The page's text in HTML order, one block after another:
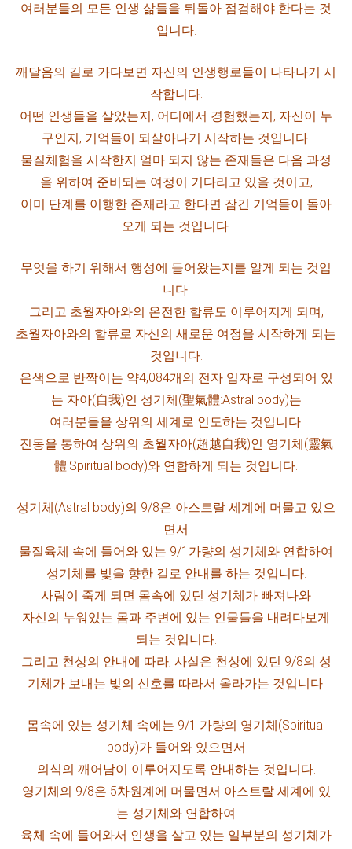
여러분들의 모든 인생 삶들을 뒤돌아 점검해야 한다는 것
입니다.
깨달음의 길로 가다보면 자신의 인생행로들이 나타나기 시
작합니다.
어떤 인생들을 살았는지, 어디에서 경험했는지, 자신이 누
구인지, 기억들이 되살아나기 시작하는 것입니다.
물질체험을 시작한지 얼마 되지 않는 존재들은 다음 과정
을 위하여 준비되는 여정이 기다리고 있을 것이고,
이미 단계를 이행한 존재라고 한다면 잠긴 기억들이 돌아
오게 되는 것입니다.
무엇을 하기 위해서 행성에 들어왔는지를 알게 되는 것입
니다.
그리고 초월자아와의 온전한 합류도 이루어지게 되며,
초월자아와의 합류로 자신의 새로운 여정을 시작하게 되는
것입니다.
은색으로 반짝이는 약4,084개의 전자 입자로 구성되어 있
는 자아(自我)인 성기체(聖氣體:Astral body)는
여러분들을 상위의 세계로 인도하는 것입니다.
진동을 통하여 상위의 초월자아(超越自我)인 영기체(靈氣
體:Spiritual body)와 연합하게 되는 것입니다.
성기체(Astral body)의 9/8은 아스트랄 세계에 머물고 있으
면서
물질육체 속에 들어와 있는 9/1가량의 성기체와 연합하여
성기체를 빛을 향한 길로 안내를 하는 것입니다.
사람이 죽게 되면 몸속에 있던 성기체가 빠져나와
자신의 누워있는 몸과 주변에 있는 인물들을 내려다보게
되는 것입니다.
그리고 천상의 안내에 따라, 사실은 천상에 있던 9/8의 성
기체가 보내는 빛의 신호를 따라서 올라가는 것입니다.
몸속에 있는 성기체 속에는 9/1 가량의 영기체(Spiritual
body)가 들어와 있으면서
의식의 깨어남이 이루어지도록 안내하는 것입니다.
영기체의 9/8은 5차원계에 머물면서 아스트랄 세계에 있
는 성기체와 연합하여
육체 속에 들어와서 인생을 살고 있는 일부분의 성기체가